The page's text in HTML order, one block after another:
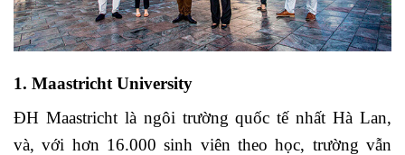
1. Maastricht University
ĐH Maastricht là ngôi trường quốc tế nhất Hà Lan,
và, với hơn 16.000 sinh viên theo học, trường vẫn